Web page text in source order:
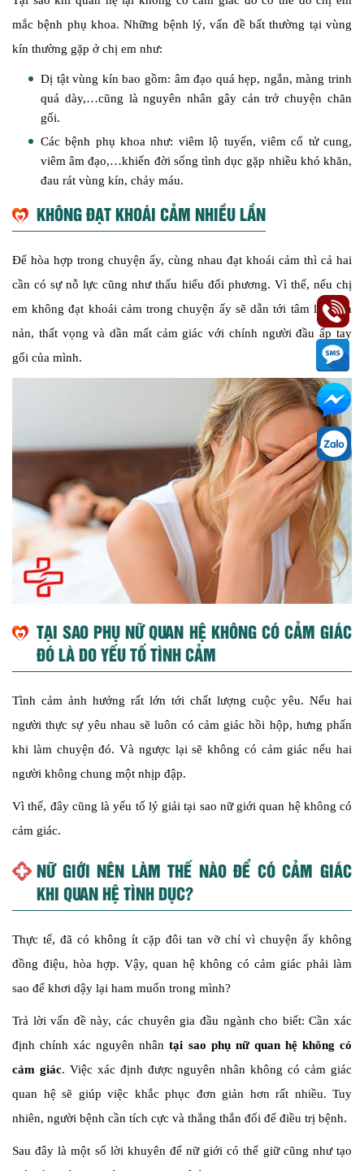
mắc bệnh phụ khoa. Những bệnh lý, vấn đề bất thường tại vùng
kín thường gặp ở chị em như:
Dị tật vùng kín bao gồm: âm đạo quá hẹp, ngắn, màng trinh
quá dày,…cũng là nguyên nhân gây cản trở chuyện chăn
gối.
Các bệnh phụ khoa như: viêm lộ tuyến, viêm cổ tử cung,
viêm âm đạo,…khiến đời sống tình dục gặp nhiều khó khăn,
đau rát vùng kín, chảy máu.
KHÔNG ĐẠT KHOÁI CẢM NHIỀU LẦN
Để hòa hợp trong chuyện ấy, cùng nhau đạt khoái cảm thì cả hai
cần có sự nỗ lực cũng như thấu hiểu đối phương. Vì thế, nếu chị
em không đạt khoái cảm trong chuyện ấy sẽ dẫn tới tâm lý chán
nản, thất vọng và dần mất cảm giác với chính người đầu ấp tay
gối của mình.
TẠI SAO PHỤ NỮ QUAN HỆ KHÔNG CÓ CẢM GIÁC
ĐÓ LÀ DO YẾU TỐ TÌNH CẢM
Tình cảm ảnh hưởng rất lớn tới chất lượng cuộc yêu. Nếu hai
người thực sự yêu nhau sẽ luôn có cảm giác hồi hộp, hưng phấn
khi làm chuyện đó. Và ngược lại sẽ không có cảm giác nếu hai
người không chung một nhịp đập.
Vì thế, đây cũng là yếu tố lý giải tại sao nữ giới quan hệ không có
cảm giác.
NỮ GIỚI NÊN LÀM THẾ NÀO ĐỂ CÓ CẢM GIÁC
KHI QUAN HỆ TÌNH DỤC?
Thực tế, đã có không ít cặp đôi tan vỡ chỉ vì chuyện ấy không
đồng điệu, hòa hợp. Vậy, quan hệ không có cảm giác phải làm
sao để khơi dậy lại ham muốn trong mình?
Trả lời vấn đề này, các chuyên gia đầu ngành cho biết: Cần xác
định chính xác nguyên nhântại sao phụ nữ quan hệ không có
cảm giác. Việc xác định được nguyên nhân không có cảm giác
quan hệ sẽ giúp việc khắc phục đơn giản hơn rất nhiều. Tuy
nhiên, người bệnh cần tích cực và thẳng thắn đối để điều trị bệnh.
Sau đây là một số lời khuyên để nữ giới có thể giữ cũng như tạo